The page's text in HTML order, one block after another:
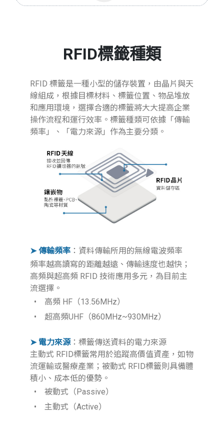
RFID標籤種類
RFID 標籤是一種小型的儲存裝置，由晶片與天
線組成，根據目標材料、標籤位置、物品堆放
和應用環境，選擇合適的標籤將大大提高企業
操作流程和運行效率。標籤種類可依據「傳輸
頻率」、「電力來源」作為主要分類。
➤ 傳輸頻率 ：資料傳輸所用的無線電波頻率
頻率越高讀寫的距離越遠、傳輸速度也越快；
高頻與超高頻 RFID 技術應用多元，為目前主
流選擇。
• 高頻 HF（13.56MHz）
• 超高頻UHF（860MHz~930MHz）
➤ 電力來源：標籤傳送資料的電力來源
主動式 RFID標籤常用於追蹤高價值資產，如物
流運輸或醫療產業；被動式 RFID標籤則具備體
積小、成本低的優勢。
• 被動式（Passive）
• 主動式（Active）